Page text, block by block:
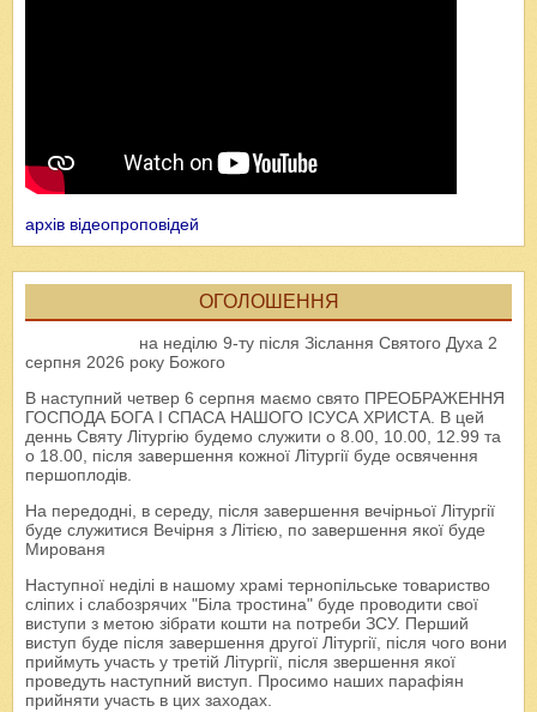
архів відеопроповідей
ОГОЛОШЕННЯ
на неділю 9-ту після Зіслання Святого Духа 2
серпня 2026 року Божого
В наступний четвер 6 серпня маємо свято ПРЕОБРАЖЕННЯ
ГОСПОДА БОГА І СПАСА НАШОГО ІСУСА ХРИСТА. В цей
деннь Святу Літургію будемо служити о 8.00, 10.00, 12.99 та
о 18.00, після завершення кожної Літургії буде освячення
першоплодів.
На передодні, в середу, після завершення вечірньої Літургії
буде служитися Вечірня з Літією, по завершення якої буде
Мированя
Наступної неділі в нашому храмі тернопільське товариство
сліпих і слабозрячих "Біла тростина" буде проводити свої
виступи з метою зібрати кошти на потреби ЗСУ. Перший
виступ буде після завершення другої Літургії, після чого вони
приймуть участь у третій Літургії, після звершення якої
проведуть наступний виступ. Просимо наших парафіян
прийняти участь в цих заходах.